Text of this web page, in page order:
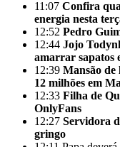
11:07 Confira
energia nesta
12:52 Pedro
12:44 Jojo
amarrar sapatos
12:39 Mansão de
12 milhões em
12:33 Filha de
OnlyFans
12:27 Servidora
gringo